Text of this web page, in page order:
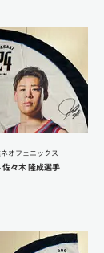
オフェニックス
々木 隆成選手